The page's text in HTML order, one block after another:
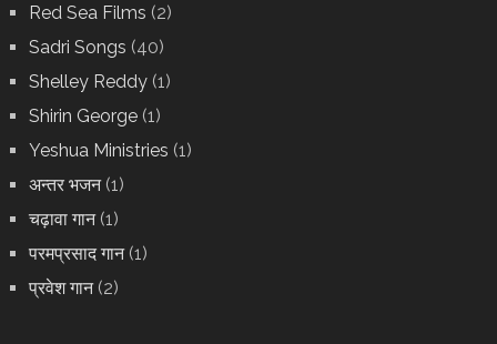
Red Sea Films (2)
Sadri Songs (40)
Shelley Reddy(1)
Shirin George(1)
Yeshua Ministries (1)
अन्तर भजन(1)
चढ़ावा गान(1)
परमप्रसाद गान(1)
प्रवेश गान(2)